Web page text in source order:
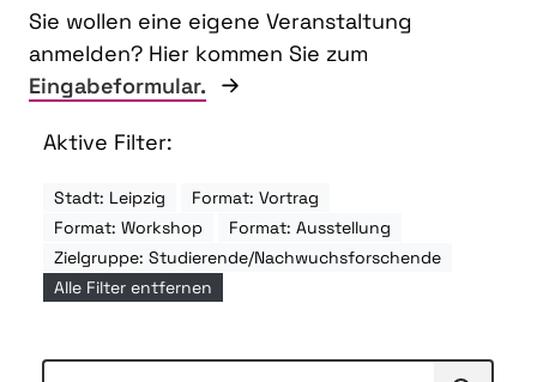
Sie wollen eine eigene Veranstaltung
anmelden? Hier kommen Sie zum
Eingabeformular.
Aktive Filter:
Stadt: Leipzig
Format: Vortrag
Format: Workshop
Format: Ausstellung
Zielgruppe: Studierende/Nachwuchsforschende
Alle Filter entfernen